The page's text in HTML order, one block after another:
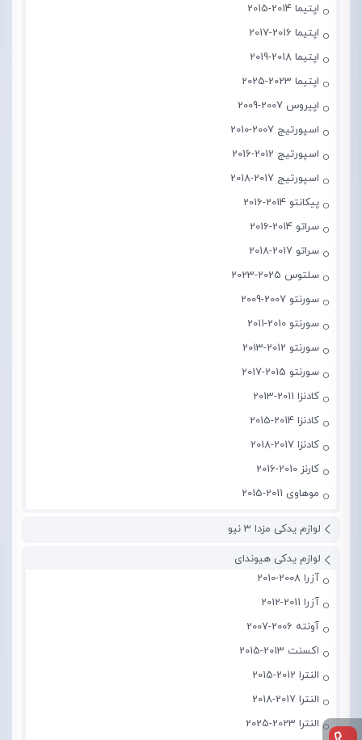
اپتیما 2014-2015
اپتیما 2016-2017
اپتیما 2018-2019
اپتیما 2023-2025
اپیروس 2007-2009
اسپورتیج 2007-2010
اسپورتیج 2012-2016
اسپورتیج 2017-2018
پیکانتو 2014-2016
سراتو 2014-2016
سراتو 2017-2018
سلتوس 2025-2023
سورنتو 2007-2009
سورنتو 2010-2011
سورنتو 2012-2013
سورنتو 2015-2017
کادنزا 2011-2013
کادنزا 2014-2015
کادنزا 2017-2018
کارنز 2010-2016
موهاوی 2011-2015
لوازم یدکی مزدا 3 نیو
لوازم یدکی هیوندای
آزرا 2008-2010
آزرا 2011-2012
آونته 2006-2007
اکسنت 2013-2015
النترا 2012-2015
النترا 2017-2018
النترا 2023-2025